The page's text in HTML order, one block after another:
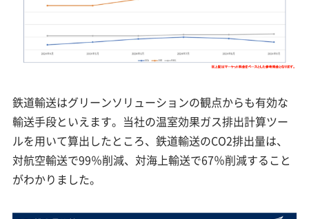
鉄道輸送はグリーンソリューションの観点からも有効な
輸送手段といえます。当社の温室効果ガス排出計算ツー
ルを用いて算出したところ、鉄道輸送のCO2排出量は、
対航空輸送で99％削減、対海上輸送で67％削減すること
がわかりました。